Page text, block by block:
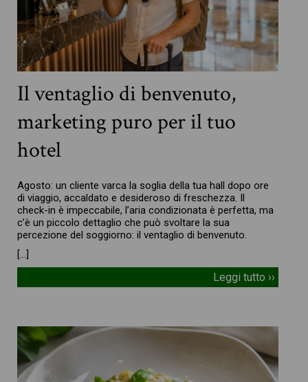
Il ventaglio di benvenuto,
marketing puro per il tuo
hotel
Agosto: un cliente varca la soglia della tua hall dopo ore
di viaggio, accaldato e desideroso di freschezza. Il
check-in è impeccabile, l’aria condizionata è perfetta, ma
c’è un piccolo dettaglio che può svoltare la sua
percezione del soggiorno: il ventaglio di benvenuto.
[…]
Leggi tutto ››